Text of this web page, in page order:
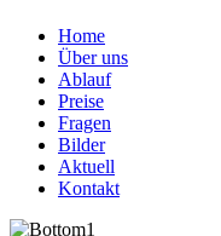
Home
Über uns
Ablauf
Preise
Fragen
Bilder
Aktuell
Kontakt